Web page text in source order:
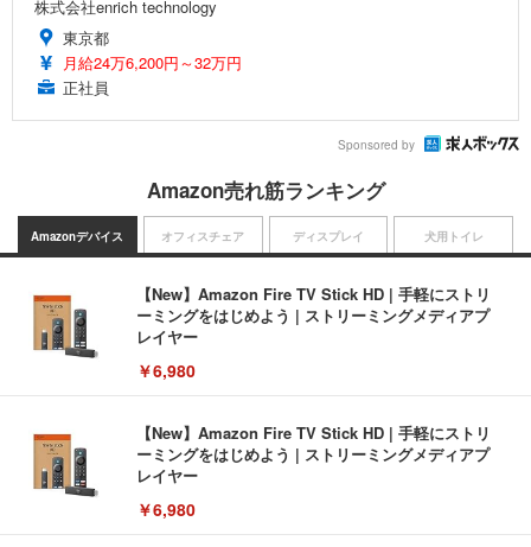
株式会社enrich technology
東京都
月給24万6,200円～32万円
正社員
Sponsored by
Amazon売れ筋ランキング
Amazonデバイス
【New】Amazon Fire TV Stick HD | 手軽にストリ
ーミングをはじめよう | ストリーミングメディアプ
レイヤー
￥6,980
【New】Amazon Fire TV Stick HD | 手軽にストリ
ーミングをはじめよう | ストリーミングメディアプ
レイヤー
￥6,980
オフィスチェア ディスプレイ 犬用トイレ